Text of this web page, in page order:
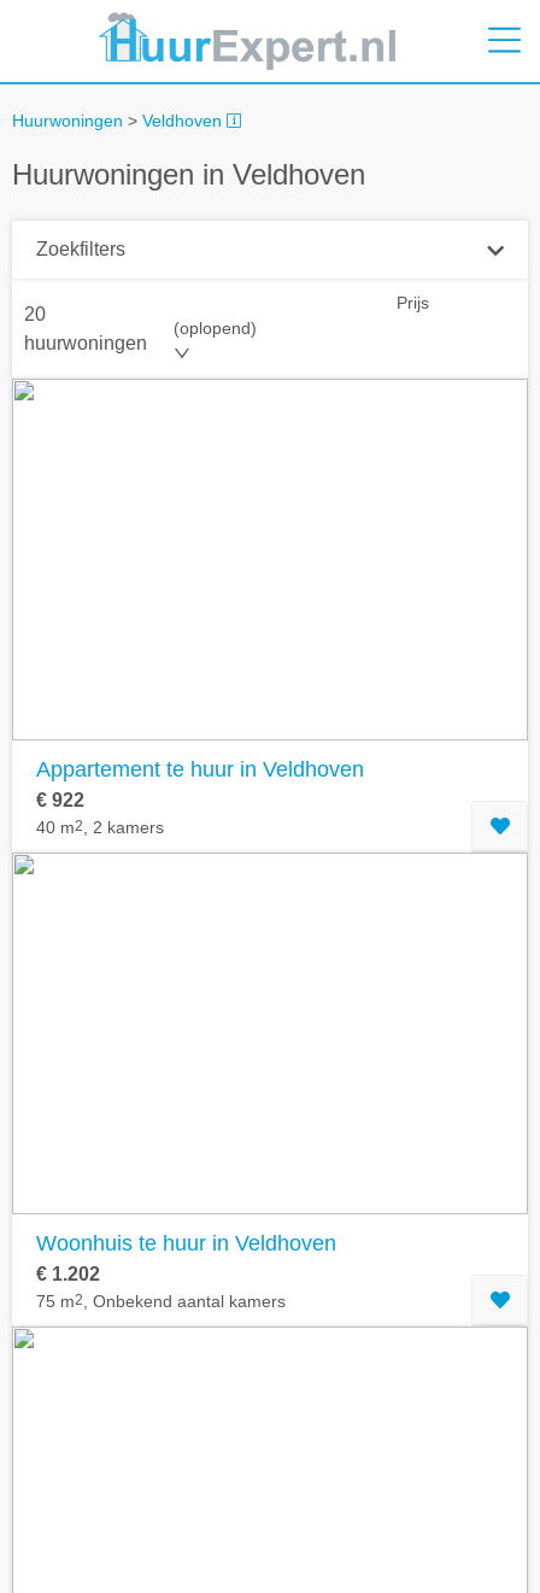
Huurwoningen > Veldhoven
Huurwoningen in Veldhoven
Zoekfilters
+ 0 km
20
huurwoningen
Prijs
(oplopend)
Appartement te huur in Veldhoven
€ 922
40 m2 , 2 kamers
Woonhuis te huur in Veldhoven
€ 1.202
75 m2 , Onbekend aantal kamers